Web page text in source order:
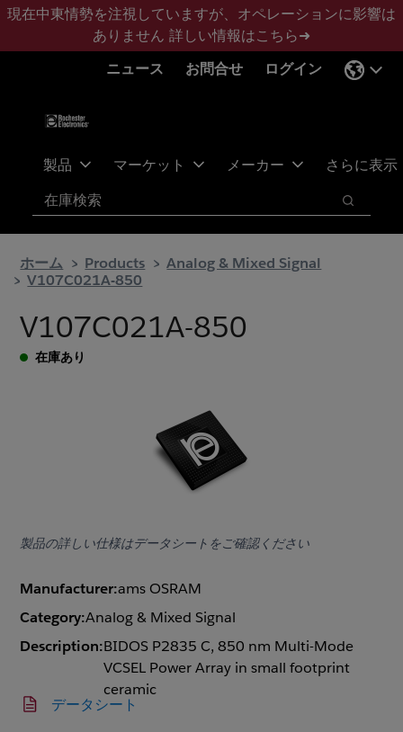
メ
ン
フ
タ
現在中東情勢を注視していますが、オペレーションに影響は
ありません 詳しい情報はこちら➜
ニュース
お問合せ ログイン
製品 マーケット メーカー さらに表示
検索
検索
ホーム Products
Analog & Mixed Signal
V107C021A-850
V107C021A-850
在庫あり
製品の詳しい仕様はデータシートをご確認ください
Manufacturer:ams OSRAM
Category:Analog & Mixed Signal
Description:BIDOS P2835 C, 850 nm Multi-Mode
VCSEL Power Array in small footprint
ceramic
データシート